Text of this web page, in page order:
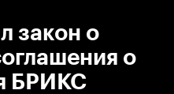
закон о
о
БРИКС